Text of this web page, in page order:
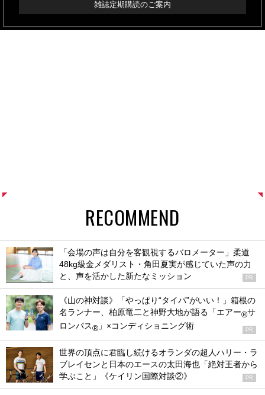
雑誌定期購読のご案内
RECOMMEND
「会場の声は自分を客観視するバロメーター」柔道
48kg級金メダリスト・角田夏実が感じていた声の力
と、声を活かした新たなミッション
PR
《山の神対談》「やっぱり“タイパ”がいい！」箱根の
名ランナー、柏原竜二と神野大地が語る「エアー®サ
ロンパス® 」×コンディショニング術 PR
世界の頂点に君臨し続けるオランダの超人ハリー・ラ
ブレイセンと日本のエースの太田海也「絶対王者から
学ぶこと」《ケイリン国際対談②》
PR